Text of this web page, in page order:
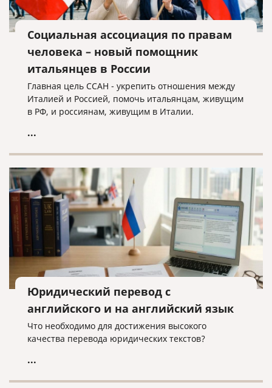
Социальная ассоциация по правам
человека – новый помощник
итальянцев в России
Главная цель ССАН - укрепить отношения между
Италией и Россией, помочь итальянцам, живущим
в РФ, и россиянам, живущим в Италии.
...
Юридический перевод с
английского и на английский язык
Что необходимо для достижения высокого
качества перевода юридических текстов?
...